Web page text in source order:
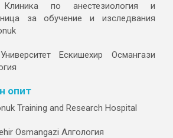
Клиника по анестезиология и
за обучение и изследвания
Ескишехир Османгази
опит
Training and Research Hospital
Osmangazi Алгология